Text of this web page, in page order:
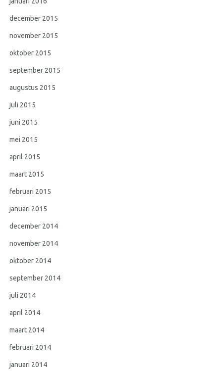
december 2015
november 2015
oktober 2015
september 2015
augustus 2015
juli 2015
juni 2015
mei 2015
april 2015
maart 2015
februari 2015
januari 2015
december 2014
november 2014
oktober 2014
september 2014
juli 2014
april 2014
maart 2014
februari 2014
januari 2014